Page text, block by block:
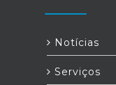
Notícias
Serviços